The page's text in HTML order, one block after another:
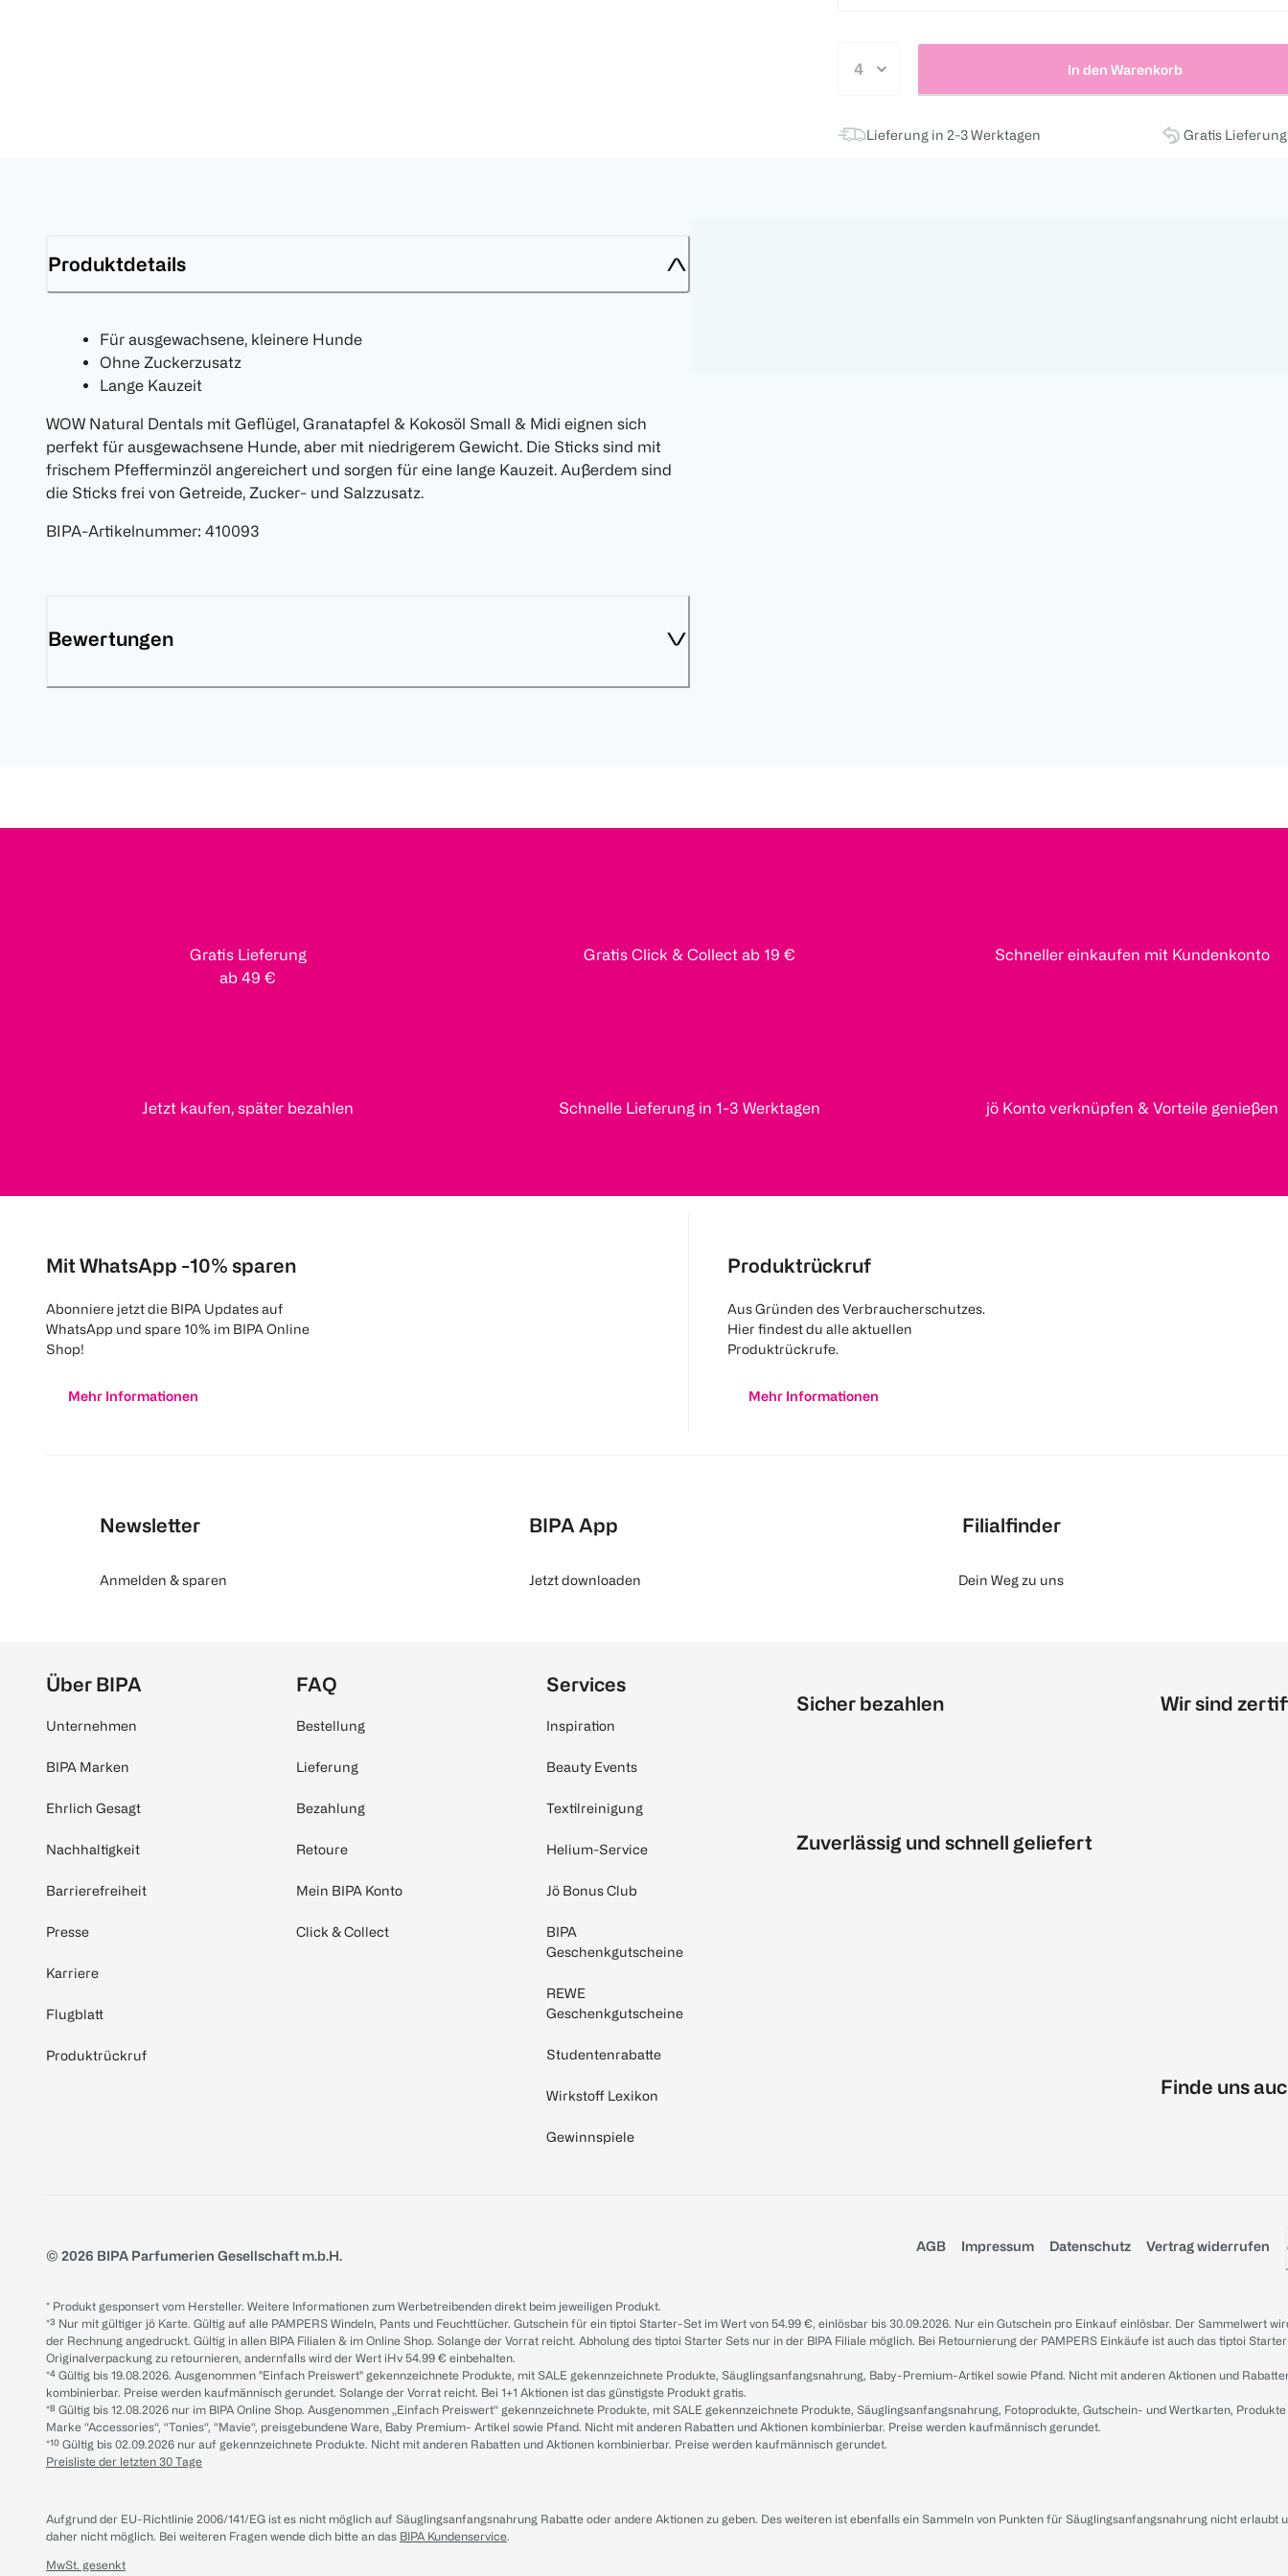
In den Warenkorb
Lieferung in 2-3 Werktagen Gratis
Produktdetails
Für ausgewachsene, kleinere Hunde
Ohne Zuckerzusatz
Lange Kauzeit
WOW Natural Dentals mit Geflügel, Granatapfel & Kokosöl Small & Midi eignen sich
perfekt für ausgewachsene Hunde, aber mit niedrigerem Gewicht. Die Sticks sind mit
frischem Pfefferminzöl angereichert und sorgen für eine lange Kauzeit. Außerdem sind
die Sticks frei von Getreide, Zucker- und Salzzusatz.
BIPA-Artikelnummer: 410093
Bewertungen
Gratis Lieferung
ab 49 €
Gratis Click & Collect ab 19 € Schneller einkaufen mit Kundenkonto
Jetzt kaufen, später bezahlen Schnelle Lieferung in 1-3 Werktagen jö Konto verknüpfen & Vorteile genießen
Mit WhatsApp -10% sparen
Abonniere jetzt die BIPA Updates auf
WhatsApp und spare 10% im BIPA Online
Shop!
Mehr Informationen
Produktrückruf
Aus Gründen des Verbraucherschutzes.
Hier findest du alle aktuellen
Produktrückrufe.
Mehr Informationen
Newsletter
Anmelden & sparen
BIPA App
Jetzt downloaden
Filialfinder
Dein Weg zu uns
Über BIPA
Unternehmen
BIPA Marken
Ehrlich Gesagt
Nachhaltigkeit
Barrierefreiheit
Presse
Karriere
Flugblatt
Produktrückruf
FAQ
Bestellung
Lieferung
Bezahlung
Retoure
Mein BIPA Konto
Click & Collect
Services
Inspiration
Beauty Events
Textilreinigung
Helium-Service
Jö Bonus Club
BIPA
Geschenkgutscheine
REWE
Geschenkgutscheine
Studentenrabatte
Wirkstoff Lexikon
Gewinnspiele
Sicher bezahlen
Zuverlässig und schnell geliefert
Wir sind
Finde uns
© 2026 BIPA Parfumerien Gesellschaft m.b.H.
AGB Impressum Datenschutz Vertrag widerrufen
* Produkt gesponsert vom Hersteller. Weitere Informationen zum Werbetreibenden direkt beim jeweiligen Produkt.
*³ Nur mit gültiger jö Karte. Gültig auf alle PAMPERS Windeln, Pants und Feuchttücher. Gutschein für ein tiptoi Starter-Set im Wert von 54.99 €, einlösbar bis 30.09.2026. Nur ein Gutschein pro Einkauf einlösbar. Der Sammelwert
der Rechnung angedruckt. Gültig in allen BIPA Filialen & im Online Shop. Solange der Vorrat reicht. Abholung des tiptoi Starter Sets nur in der BIPA Filiale möglich. Bei Retournierung der PAMPERS Einkäufe ist auch das tiptoi
Originalverpackung zu retournieren, andernfalls wird der Wert iHv 54.99 € einbehalten.
*⁴ Gültig bis 19.08.2026. Ausgenommen "Einfach Preiswert" gekennzeichnete Produkte, mit SALE gekennzeichnete Produkte, Säuglingsanfangsnahrung, Baby-Premium-Artikel sowie Pfand. Nicht mit anderen Aktionen und
kombinierbar. Preise werden kaufmännisch gerundet. Solange der Vorrat reicht. Bei 1+1 Aktionen ist das günstigste Produkt gratis.
*⁸ Gültig bis 12.08.2026 nur im BIPA Online Shop. Ausgenommen „Einfach Preiswert“ gekennzeichnete Produkte, mit SALE gekennzeichnete Produkte, Säuglingsanfangsnahrung, Fotoprodukte, Gutschein- und Wertkarten,
Marke “Accessories“, “Tonies“, “Mavie“, preisgebundene Ware, Baby Premium- Artikel sowie Pfand. Nicht mit anderen Rabatten und Aktionen kombinierbar. Preise werden kaufmännisch gerundet.
*¹⁰ Gültig bis 02.09.2026 nur auf gekennzeichnete Produkte. Nicht mit anderen Rabatten und Aktionen kombinierbar. Preise werden kaufmännisch gerundet.
Preisliste der letzten 30 Tage
Aufgrund der EU-Richtlinie 2006/141/EG ist es nicht möglich auf Säuglingsanfangsnahrung Rabatte oder andere Aktionen zu geben. Des weiteren ist ebenfalls ein Sammeln von Punkten für Säuglingsanfangsnahrung nicht erlaubt
daher nicht möglich. Bei weiteren Fragen wende dich bitte an das BIPA Kundenservice.
MwSt. gesenkt